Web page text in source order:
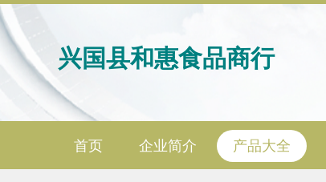
兴国县和惠食品商行
首页 企业简介 产品大全